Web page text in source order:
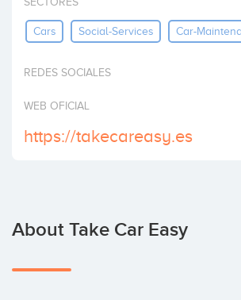
Cars Social-Services Car-
REDES SOCIALES
WEB OFICIAL
https://takecareasy.es
About Take Car Easy